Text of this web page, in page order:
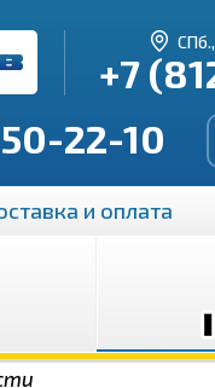
+7
22-10
и оплата